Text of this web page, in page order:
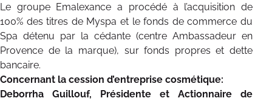
Le groupe Emalexance a procédé à l’acquisition de
100% des titres de Myspa et le fonds de commerce du
Spa détenu par la cédante (centre Ambassadeur en
Provence de la marque), sur fonds propres et dette
bancaire.
Concernant la cession d’entreprise cosmétique:
Deborrha Guillouf, Présidente et Actionnaire de